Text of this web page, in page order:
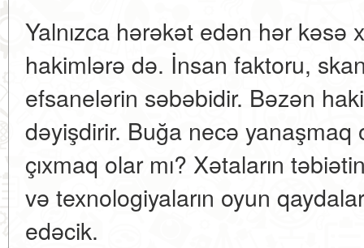
Yalnızca hərəkət edən hər kəsə
hakimlərə də. İnsan faktoru,
efsanelərin səbəbidir. Bəzən
dəyişdirir. Buğa necə
çıxmaq olar mı? Xətaların
və texnologiyaların oyun
edəcik.